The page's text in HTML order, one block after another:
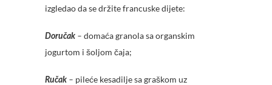
izgledao da se držite francuske dijete:
Doručak – domaća granola sa organskim
jogurtom i šoljom čaja;
Ručak – pileće kesadilje sa graškom uz